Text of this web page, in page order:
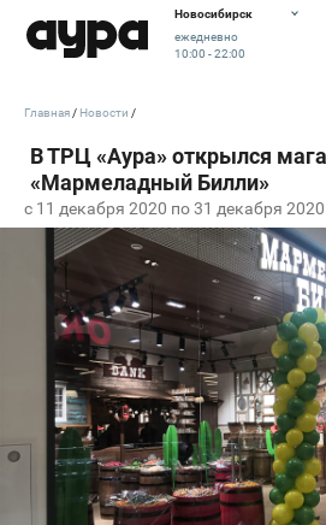
Новосибирск
ежедневно
10:00 - 22:00
c 11 декабря 2020 по 31 декабря 2020
Главная Новости